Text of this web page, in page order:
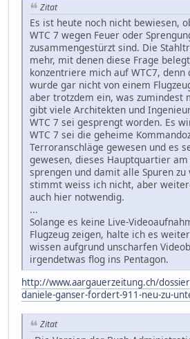
Zitat
Es ist heute noch nicht bewiesen,
WTC 7 wegen Feuer oder
zusammengestürzt sind. Die
mehr, mit denen diese Frage
konzentriere mich auf WTC7, denn
wurde gar nicht von einem
aber trotzdem ein, was zumindest
gibt viele Architekten und
WTC 7 sei gesprengt worden. Es
WTC 7 sei die geheime
Terroranschläge gewesen und es
gewesen, dieses Hauptquartier am
sprengen und damit alle Spuren zu
stimmt weiss ich nicht, aber
auch hier notwendig.
...
Solange es keine Live-
Flugzeug zeigen, halte ich es
wissen aufgrund unscharfen
irgendetwas flog ins Pentagon.
http://www.aargauerzeitung.ch/
daniele-ganser-fordert-911-neu-zu-
Zitat